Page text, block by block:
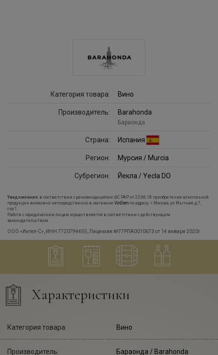
Категория товара: Вино
Производитель: Barahonda
Бараонда
Страна: Испания
Регион: Мурсия / Murcia
Субрегион: Йекла / Yecla DO
Уведомление: в соответствии с рекомендациями ФС РАР от 25.06.18 приобретение алкогольной
продукции возможно непосредственно в магазине VinDom по адресу: г.Москва, ул.Мытная, д.7,
стр.1
Работа с юридическим лицам осуществляется в соответствии с действующим
законодательством.
ООО «Интел-С», ИНН 7720794455, Лицензия №77РПА0010673 от 14 января 2020г.
Характеристики
Категория товара: Вино
Производитель: Бараонда / Barahonda